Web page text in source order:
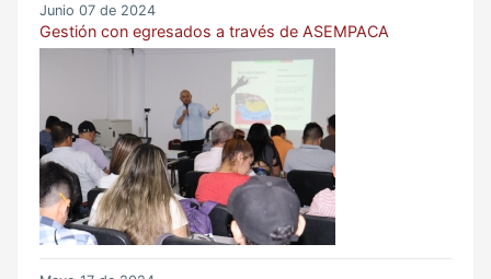
Junio 07 de 2024
Gestión con egresados a través de ASEMPACA